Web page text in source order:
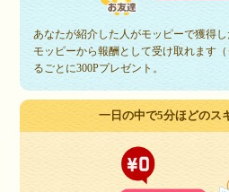
あなたが紹介した人がモッピーで獲得し
モッピーから報酬として受け取れます
るごとに300Pプレゼント。
一日の中で5分ほどのス